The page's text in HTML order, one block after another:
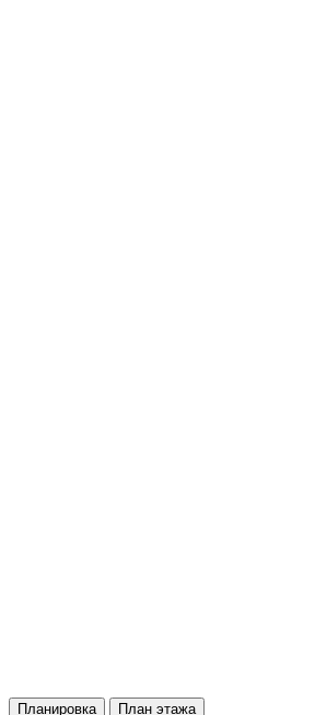
Планировка План этажа